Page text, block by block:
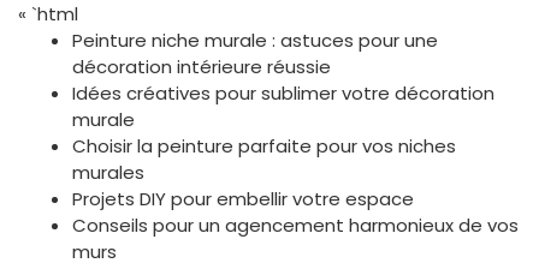
« `html
Peinture niche murale : astuces pour une
décoration intérieure réussie
Idées créatives pour sublimer votre décoration
murale
Choisir la peinture parfaite pour vos niches
murales
Projets DIY pour embellir votre espace
Conseils pour un agencement harmonieux de vos
murs